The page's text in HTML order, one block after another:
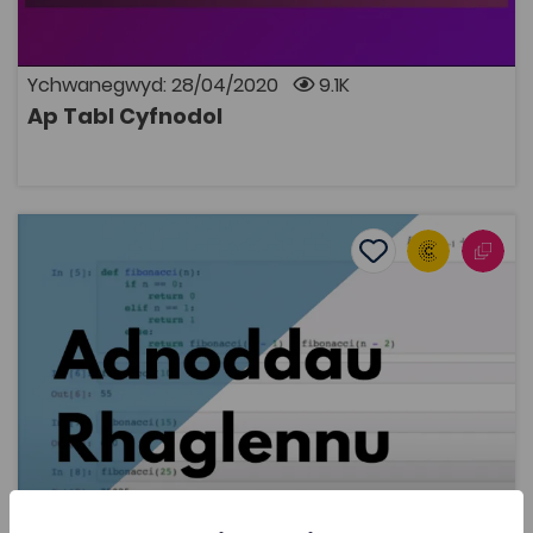
Ychwanegwyd: 28/04/2020 9.1K
Ap Tabl Cyfnodol
Adnoddau Rhaglennu
Add to favourites
Add to favourites
Adnoddau Rhaglennu
2.9K
Tagiau
Gwyddorau Cyfrifiadurol
Adnodd Coleg Cymraeg
Cyfres o adnoddau aml-gyfrwng i ddysgu rhaglennu
trwy gyfrwng y Gymraeg. Mae’n cynnwys 28 fideo sy’n